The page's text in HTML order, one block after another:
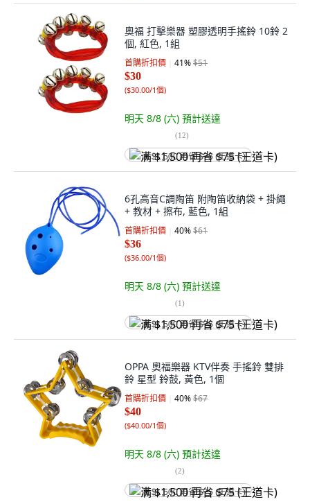
奧福 打擊樂器 塑膠透明手搖鈴 10鈴 2
個, 紅色, 1組
首購折扣價 41%$51
$30
($30.00/1個)
明天 8/8 (六) 預計送達
(12)
满 $1,500 再省 $75 (王道卡)
6孔高音C調陶笛 附陶笛收納袋 + 掛繩
+ 教材 + 擦布, 藍色, 1組
首購折扣價 40%$61
$36
($36.00/1個)
明天 8/8 (六) 預計送達
(1)
满 $1,500 再省 $75 (王道卡)
OPPA 奧福樂器 KTV伴奏 手搖鈴 雙排
鈴 星型 鈴鼓, 黃色, 1個
首購折扣價 40%$67
$40
($40.00/1個)
明天 8/8 (六) 預計送達
(2)
满 $1,500 再省 $75 (王道卡)